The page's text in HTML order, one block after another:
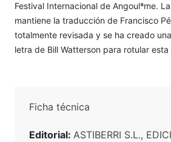
Festival Internacional de Angoulªme.
mantiene la traducción de Francisco
totalmente revisada y se ha creado
letra de Bill Watterson para rotular esta
Ficha técnica
Editorial: ASTIBERRI S.L.,